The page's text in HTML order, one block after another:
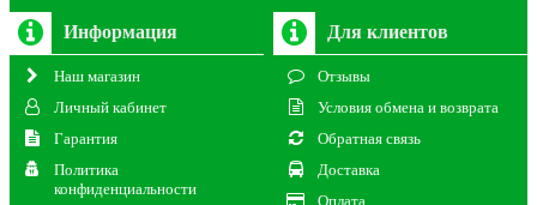
Информация
Наш магазин
Личный кабинет
Гарантия
Политика
конфиденциальности
Для клиентов
Отзывы
Условия обмена и возврата
Обратная связь
Доставка
Оплата